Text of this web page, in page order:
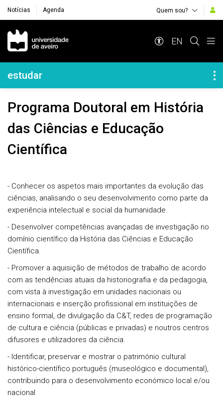
Notícias Agenda Quem sou?
Navegação Principal
EN
Navegação Lateral
estudar
Programa Doutoral em História
das Ciências e Educação
Científica
- Conhecer os aspetos mais importantes da evolução das
ciências, analisando o seu desenvolvimento como parte da
experiência intelectual e social da humanidade.
- Desenvolver competências avançadas de investigação no
domínio científico da História das Ciências e Educação
Científica.
- Promover a aquisição de métodos de trabalho de acordo
com as tendências atuais da historiografia e da pedagogia,
com vista à investigação em unidades nacionais ou
internacionais e inserção profissional em instituições de
ensino formal, de divulgação da C&T, redes de programação
de cultura e ciência (públicas e privadas) e noutros centros
difusores e utilizadores da ciência.
- Identificar, preservar e mostrar o património cultural
histórico-científico português (museológico e documental),
contribuindo para o desenvolvimento económico local e/ou
nacional